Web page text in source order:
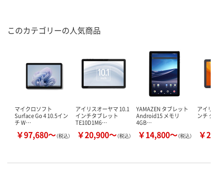
このカテゴリーの人気商品
マイクロソフト
Surface Go 4 10.5イン
チ W…
￥97,680～（税込）
アイリスオーヤマ 10.1
インチタブレット
TE10D1M6…
￥20,900～（税込）
YAMAZEN タブレット
Android15 メモリ
4GB…
￥14,800～（税込）
アイリ
ンチ タ
￥